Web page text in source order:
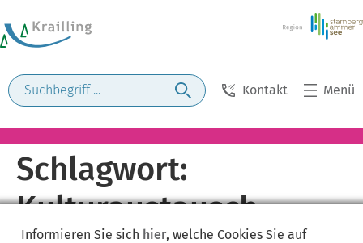
Kontakt Menü
Schlagwort:
Kulturaustausch
Informieren Sie sich hier, welche Cookies Sie auf